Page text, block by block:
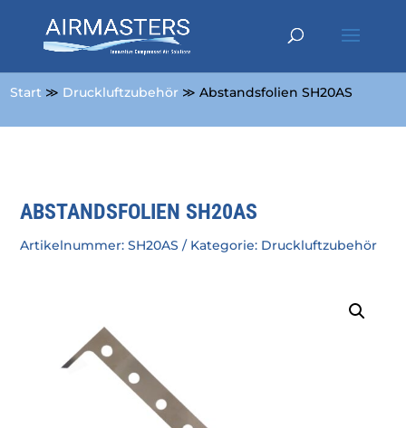
Start ≫ Druckluftzubehör ≫ Abstandsfolien SH20AS
ABSTANDSFOLIEN SH20AS
Artikelnummer:SH20AS Kategorie: Druckluftzubehör